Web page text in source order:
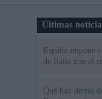
Últimas
España impone
de Italia tras el
Qué hay detrás